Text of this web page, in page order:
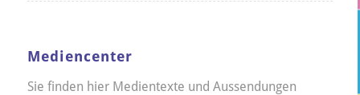
Mediencenter
Sie finden hier Medientexte und Aussendungen